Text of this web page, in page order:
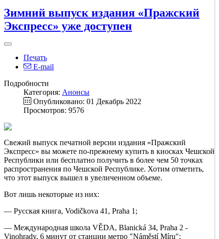
Зимний выпуск издания «Пражский
Экспресс» уже доступен
Печать
E-mail
Подробности
Категория: Анонсы
Опубликовано: 01 Декабрь 2022
Просмотров: 9576
Свежий выпуск печатной версии издания «Пражский
Экспресс» вы можете по-прежнему купить в киосках Чешской
Республики или бесплатно получить в более чем 50 точках
распространения по Чешской Республике. Хотим отметить,
что этот выпуск вышел в увеличенном объеме.
Вот лишь некоторые из них:
— Русская книга, Vodičkova 41, Praha 1;
— Международная школа VĚDA, Blanická 34, Praha 2 -
Vinohrady, 6 минут от станции метро "Náměstí Míru";